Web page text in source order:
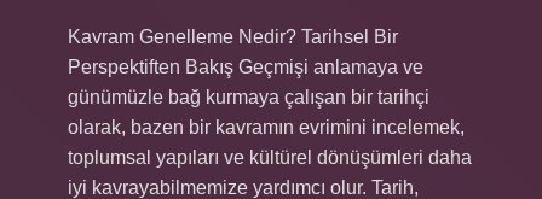
Kavram Genelleme Nedir? Tarihsel Bir
Perspektiften Bakış Geçmişi anlamaya ve
günümüzle bağ kurmaya çalışan bir tarihçi
olarak, bazen bir kavramın evrimini incelemek,
toplumsal yapıları ve kültürel dönüşümleri daha
iyi kavrayabilmemize yardımcı olur. Tarih,